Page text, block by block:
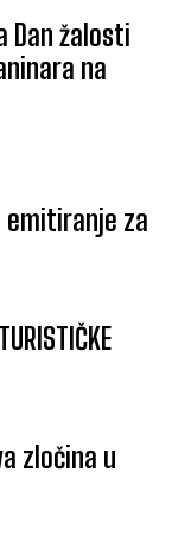
Dan žalosti
na
emitiranje za
zločina u